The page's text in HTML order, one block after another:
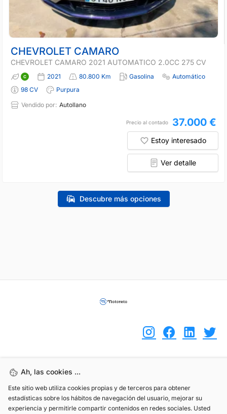
CHEVROLET CAMARO
CHEVROLET CAMARO 2021 AUTOMATICO 2.0CC 275 CV
2021 80.800 Km Gasolina
Automático
98 CV
Purpura
Vendido por: Autollano
Precio al contado 37.000 €
Estoy interesado
Ver detalle
Descubre más opciones
Ah, las cookies ...
Este sitio web utiliza cookies propias y de terceros para obtener
estadísticas sobre los hábitos de navegación del usuario, mejorar su
experiencia y permitirle compartir contenidos en redes sociales. Usted
info@motoreto.com